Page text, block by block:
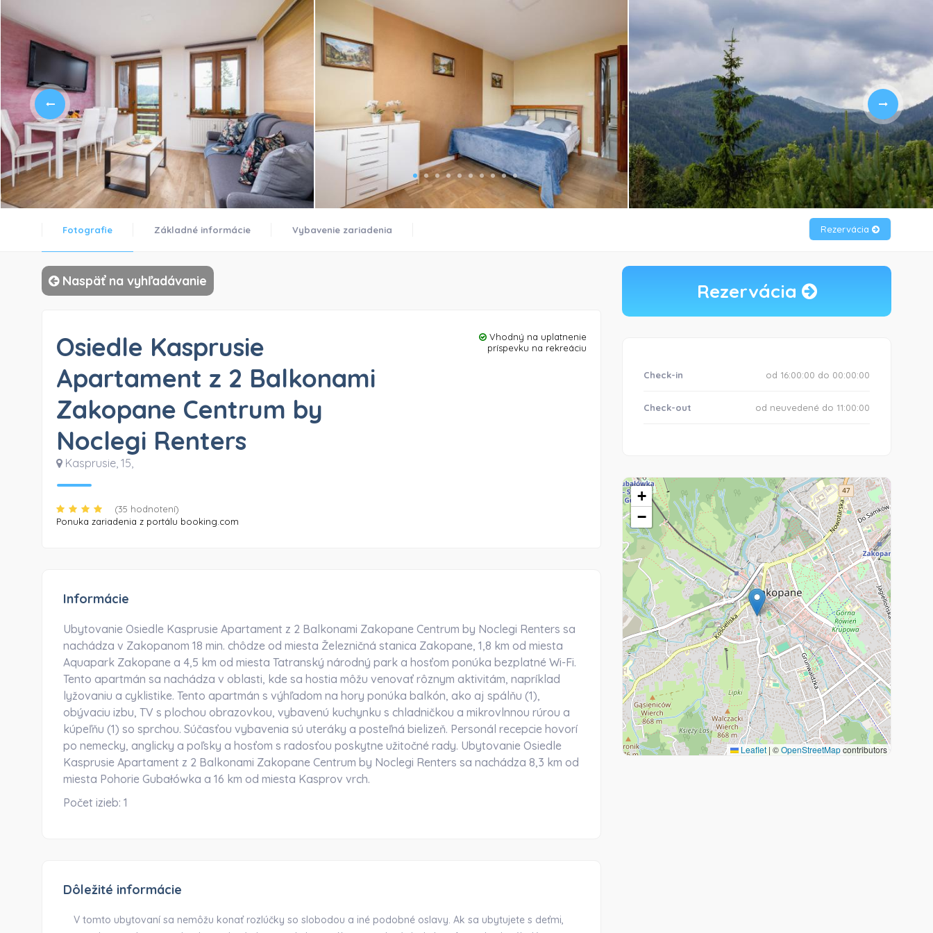
Fotografie Základné informácie Vybavenie zariadenia Rezervácia
Naspäť na vyhľadávanie
Osiedle Kasprusie
Apartament z 2 Balkonami
Zakopane Centrum by
Noclegi Renters
Kasprusie, 15,
(35 hodnotení)
Vhodný na uplatnenie
príspevku na rekreáciu
Ponuka zariadenia z portálu booking.com
Informácie
Ubytovanie Osiedle Kasprusie Apartament z 2 Balkonami Zakopane Centrum by Noclegi Renters sa
nachádza v Zakopanom 18 min. chôdze od miesta Železničná stanica Zakopane, 1,8 km od miesta
Aquapark Zakopane a 4,5 km od miesta Tatranský národný park a hosťom ponúka bezplatné Wi-Fi.
Tento apartmán sa nachádza v oblasti, kde sa hostia môžu venovať rôznym aktivitám, napríklad
lyžovaniu a cyklistike. Tento apartmán s výhľadom na hory ponúka balkón, ako aj spálňu (1),
obývaciu izbu, TV s plochou obrazovkou, vybavenú kuchynku s chladničkou a mikrovlnnou rúrou a
kúpeľňu (1) so sprchou. Súčasťou vybavenia sú uteráky a posteľná bielizeň. Personál recepcie hovorí
po nemecky, anglicky a poľsky a hosťom s radosťou poskytne užitočné rady. Ubytovanie Osiedle
Kasprusie Apartament z 2 Balkonami Zakopane Centrum by Noclegi Renters sa nachádza 8,3 km od
miesta Pohorie Gubałówka a 16 km od miesta Kasprov vrch.
Počet izieb: 1
Dôležité informácie
V tomto ubytovaní sa nemôžu konať rozlúčky so slobodou a iné podobné oslavy. Ak sa ubytujete s deťmi,
Rezervácia
Check-in od 16:00:00 do 00:00:00
Check-out od neuvedené do 11:00:00
+
−
Leaflet | ©OpenStreetMapcontributors